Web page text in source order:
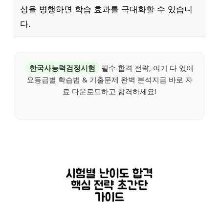
성을 병행하면 학습 효과를 극대화할 수 있습니
다.
한국사능력검정시험
필수 합격 전략, 여기 다 있어
요등급별 학습법 & 기출문제 완벽 분석지금 바로 자
료 다운로드하고 합격하세요!